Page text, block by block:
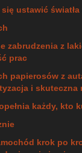
ustawić
zabrudzenia z
prac
papierosów z
i skuteczna
każdy, kto
krok po